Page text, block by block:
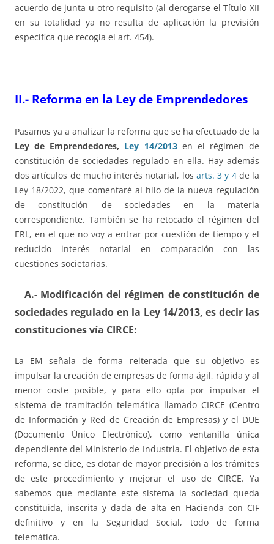
acuerdo de junta u otro requisito (al derogarse el Título XII
en su totalidad ya no resulta de aplicación la previsión
específica que recogía el art. 454).
II.- Reforma en la Ley de Emprendedores
Pasamos ya a analizar la reforma que se ha efectuado de la
Ley de Emprendedores, Ley 14/2013 en el régimen de
constitución de sociedades regulado en ella. Hay además
dos artículos de mucho interés notarial, los arts. 3 y 4de la
Ley 18/2022, que comentaré al hilo de la nueva regulación
de constitución de sociedades en la materia
correspondiente. También se ha retocado el régimen del
ERL, en el que no voy a entrar por cuestión de tiempo y el
reducido interés notarial en comparación con las
cuestiones societarias.
A.- Modificación del régimen de constitución de
sociedades regulado en la Ley 14/2013, es decir las
constituciones vía CIRCE:
La EM señala de forma reiterada que su objetivo es
impulsar la creación de empresas de forma ágil, rápida y al
menor coste posible, y para ello opta por impulsar el
sistema de tramitación telemática llamado CIRCE (Centro
de Información y Red de Creación de Empresas) y el DUE
(Documento Único Electrónico), como ventanilla única
dependiente del Ministerio de Industria. El objetivo de esta
reforma, se dice, es dotar de mayor precisión a los trámites
de este procedimiento y mejorar el uso de CIRCE. Ya
sabemos que mediante este sistema la sociedad queda
constituida, inscrita y dada de alta en Hacienda con CIF
definitivo y en la Seguridad Social, todo de forma
telemática.